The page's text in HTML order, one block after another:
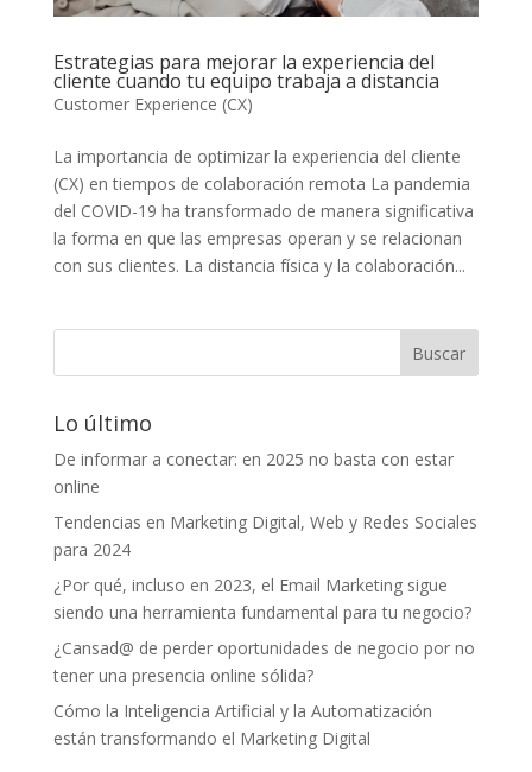
Estrategias para mejorar la experiencia del
cliente cuando tu equipo trabaja a distancia
Customer Experience (CX)
La importancia de optimizar la experiencia del cliente
(CX) en tiempos de colaboración remota La pandemia
del COVID-19 ha transformado de manera significativa
la forma en que las empresas operan y se relacionan
con sus clientes. La distancia física y la colaboración...
Lo último
De informar a conectar: en 2025 no basta con estar
online
Tendencias en Marketing Digital, Web y Redes Sociales
para 2024
¿Por qué, incluso en 2023, el Email Marketing sigue
siendo una herramienta fundamental para tu negocio?
¿Cansad@ de perder oportunidades de negocio por no
tener una presencia online sólida?
Cómo la Inteligencia Artificial y la Automatización
están transformando el Marketing Digital